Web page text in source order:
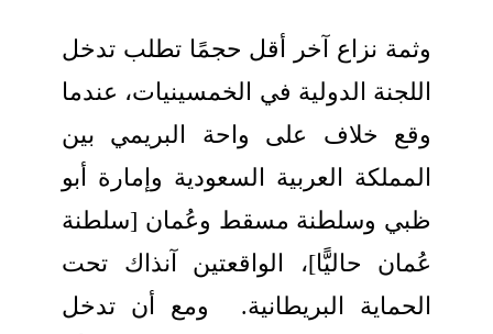
وثمة نزاع آخر أقل حجمًا تطلب تدخل
اللجنة الدولية في الخمسينيات، عندما
وقع خلاف على واحة البريمي بين
المملكة العربية السعودية وإمارة أبو
ظبي وسلطنة مسقط وعُمان [سلطنة
عُمان حاليًّا]، الواقعتين آنذاك تحت
الحماية البريطانية. ومع أن تدخل